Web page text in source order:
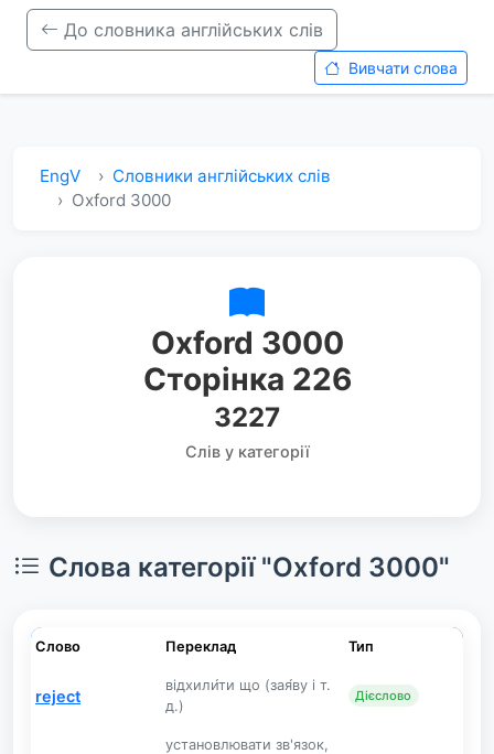
До словника англійських слів
Вивчати слова
EngV
Словники англійських слів
Oxford 3000
Oxford 3000
Сторінка 226
3227
Слів у категорії
Слова категорії "Oxford 3000"
Слово Переклад Тип
reject
відхили́ти що (зая́ву і т.
д.)
Дієслово
установлювати зв'язок,